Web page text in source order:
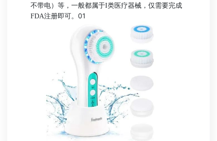
不带电）等，一般都属于I类医疗器械，仅需要完成
FDA注册即可。 01